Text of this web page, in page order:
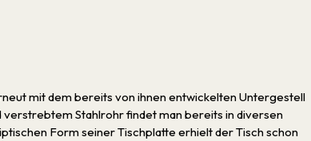
mit dem bereits von ihnen entwickelten Untergestell
Stahlrohr findet man bereits in diversen
Form seiner Tischplatte erhielt der Tisch schon